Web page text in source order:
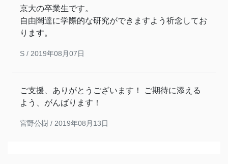
京大の卒業生です。
自由闊達に学際的な研究ができますよう祈念してお
ります。
S / 2019年08月07日
ご支援、ありがとうございます！ ご期待に添える
よう、がんばります！
宮野公樹 / 2019年08月13日